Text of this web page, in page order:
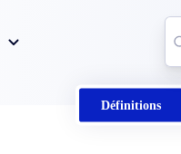
Définitions